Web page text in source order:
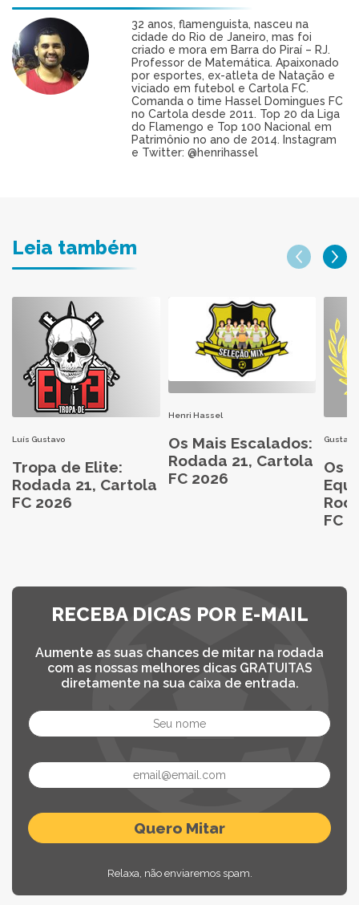
32 anos, flamenguista, nasceu na
cidade do Rio de Janeiro, mas foi
criado e mora em Barra do Piraí – RJ.
Professor de Matemática. Apaixonado
por esportes, ex-atleta de Natação e
viciado em futebol e Cartola FC.
Comanda o time Hassel Domingues FC
no Cartola desde 2011. Top 20 da Liga
do Flamengo e Top 100 Nacional em
Patrimônio no ano de 2014. Instagram
e Twitter: @henrihassel
Leia também
Luís Gustavo
Tropa de Elite:
Rodada 21, Cartola
FC 2026
Henri Hassel
Os Mais Escalados:
Rodada 21, Cartola
FC 2026
Gustavo
Os
FC
RECEBA DICAS POR E-MAIL
Aumente as suas chances de mitar na rodada
com as nossas melhores dicas GRATUITAS
diretamente na sua caixa de entrada.
Relaxa, não enviaremos spam.